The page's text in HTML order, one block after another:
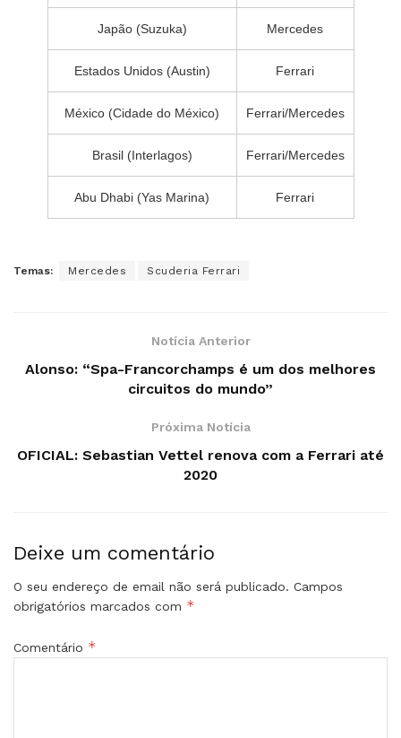
Japão (Suzuka) Mercedes
Estados Unidos (Austin) Ferrari
México (Cidade do México) Ferrari/Mercedes
Brasil (Interlagos) Ferrari/Mercedes
Abu Dhabi (Yas Marina) Ferrari
Temas: Mercedes Scuderia Ferrari
Notícia Anterior
Alonso: “Spa-Francorchamps é um dos melhores
circuitos do mundo”
Próxima Notícia
OFICIAL: Sebastian Vettel renova com a Ferrari até
2020
Deixe um comentário
O seu endereço de email não será publicado. Campos
obrigatórios marcados com *
Comentário *